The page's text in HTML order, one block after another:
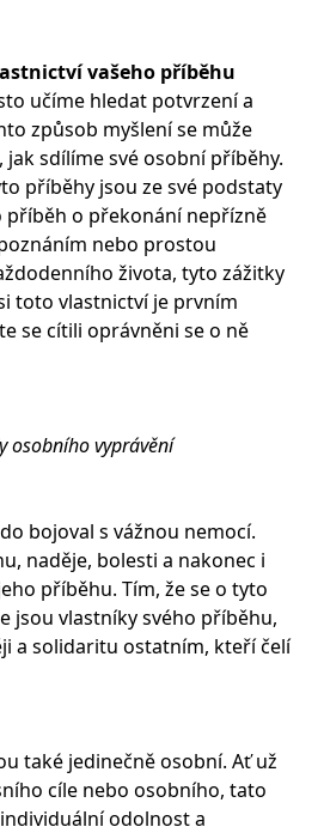
vašeho příběhu
učíme hledat potvrzení a
způsob myšlení se může
sdílíme své osobní příběhy.
příběhy jsou ze své podstaty
příběh o překonání nepřízně
nebo prostou
života, tyto zážitky
toto vlastnictví je prvním
se cítili oprávněni se o ně
osobního vyprávění
bojoval s vážnou nemocí.
naděje, bolesti a nakonec i
příběhu. Tím, že se o tyto
jsou vlastníky svého příběhu,
a solidaritu ostatním, kteří čelí
také jedinečně osobní. Ať už
cíle nebo osobního, tato
odolnost a